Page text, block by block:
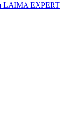
LAIMA EXPERT